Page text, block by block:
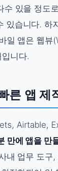
수 있을 정도
있습니다. 하
일 앱은 웹뷰
니다.
른 앱 제
Airtable,
만에 앱을 만
내 업무 도구,